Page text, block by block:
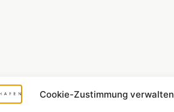
Cookie-Zustimmung verwalten